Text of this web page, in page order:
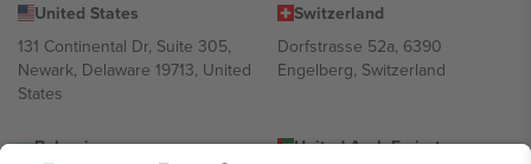
United States
131 Continental Dr, Suite 305,
Newark, Delaware 19713, United
States
Switzerland
Dorfstrasse 52a, 6390
Engelberg, Switzerland
Bulgaria
United Arab Emirates